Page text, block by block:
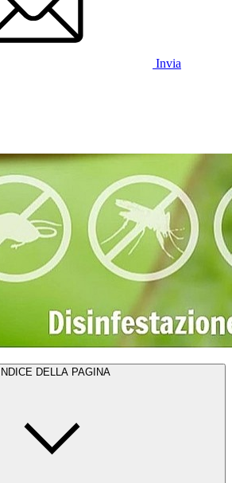
Invia
INDICE DELLA PAGINA